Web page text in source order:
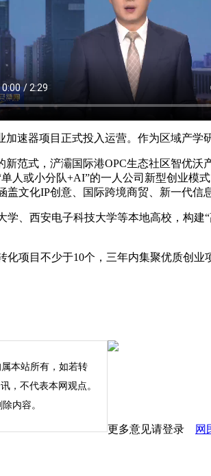
器项目正式投入运营。作为区域产学
式，浐灞国际港OPC生态社区智优沃
人或小分队+AI”的一人公司新型创业模
文化IP创意、国际跨境商贸、新一代信
、西安电子科技大学等本地高校，构
目不少于10个，三年内集聚优质创业
本站所有，如若转
，不代表本网观点。
内容。
更多意见请登录 网